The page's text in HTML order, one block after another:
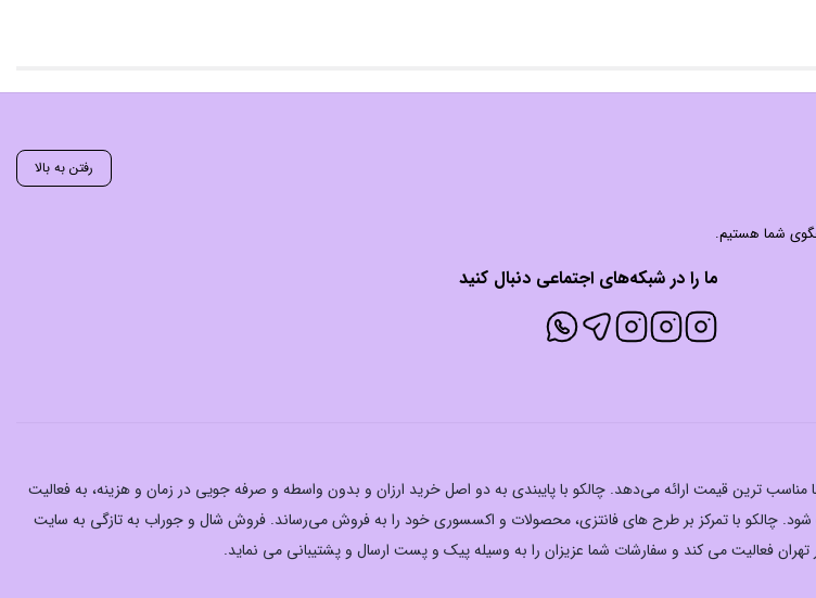
رفتن به بالا
ما را در شبکه‌های اجتماعی دنبال کنید
مناسب ترین قیمت ارائه می‌دهد. چالکو با پایبندی به دو اصل خرید ارزان‌ و بدون واسطه و صرفه جویی در زمان و هزینه، به فعالیت
چالکو با تمرکز بر طرح های فانتزی، محصولات و اکسسوری خود را به فروش می‌رساند. فروش شال و جوراب به تازگی به سایت
فعالیت می کند و سفارشات شما عزیزان را به وسیله پیک و پست ارسال و پشتیبانی می نماید.